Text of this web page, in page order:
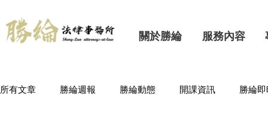
關於勝綸 服務內容
所有文章 勝綸週報 勝綸動態 開課資訊 勝綸